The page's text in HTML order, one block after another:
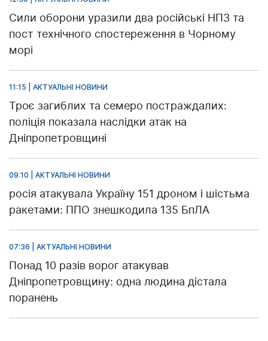
Сили оборони уразили два російські НПЗ та
пост технічного спостереження в Чорному
морі
11:15 | АКТУАЛЬНІ НОВИНИ
Троє загиблих та семеро постраждалих:
поліція показала наслідки атак на
Дніпропетровщині
09:10 | АКТУАЛЬНІ НОВИНИ
росія атакувала Україну 151 дроном і шістьма
ракетами: ППО знешкодила 135 БпЛА
07:36 | АКТУАЛЬНІ НОВИНИ
Понад 10 разів ворог атакував
Дніпропетровщину: одна людина дістала
поранень